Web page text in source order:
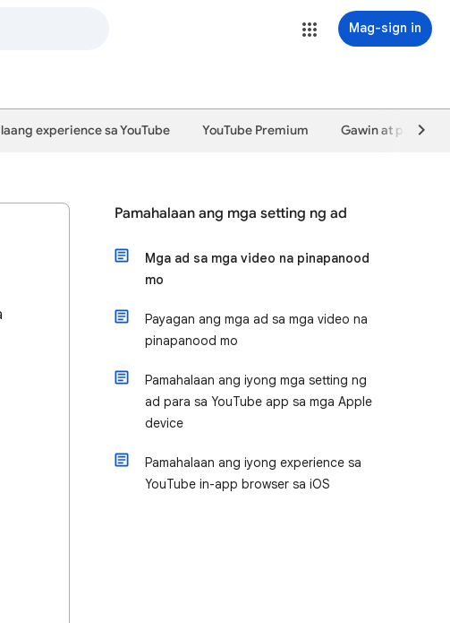
Mag-sign in
experience sa YouTube YouTube Premium Gawin at
Pamahalaan ang mga setting ng ad
Mga ad sa mga video na pinapanood
mo
Payagan ang mga ad sa mga video na
pinapanood mo
Pamahalaan ang iyong mga setting ng
ad para sa YouTube app sa mga Apple
device
Pamahalaan ang iyong experience sa
YouTube in-app browser sa iOS